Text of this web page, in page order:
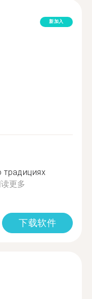
新加入
更多
下载软件